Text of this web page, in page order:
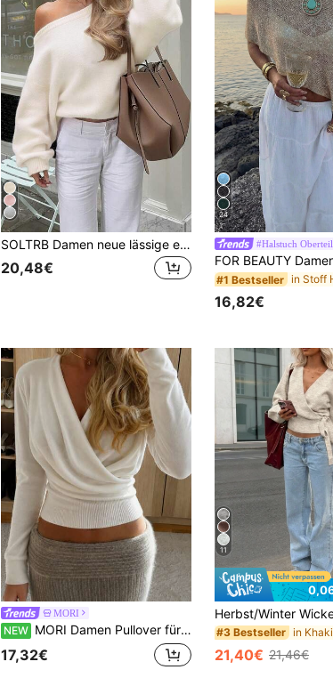
SOLTRB Damen neue lässige einfarbige locker geschnittene Off-Shoulder Langarm Pullover, romantische Einfarbig, super locker gestrickter Top, beige Damenkleidung
20,48€
24
#Halstuch
#1 Bestseller
16,82€
MORI
NEW MORI Damen Pullover für Herbst und Winter, Y2K, weich, cremeweiß, tiefer V-Ausschnitt, Wickel-Design, gerafft, gekreuzte Vorderseite, Langarm, Strickpullover, Schulanfang-Outfit
17,32€
11
#3 Bestseller
21,40€ 21,46€